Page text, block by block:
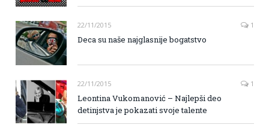
22/11/2015 1
Deca su naše najglasnije bogatstvo
22/11/2015 1
Leontina Vukomanović – Najlepši deo
detinjstva je pokazati svoje talente